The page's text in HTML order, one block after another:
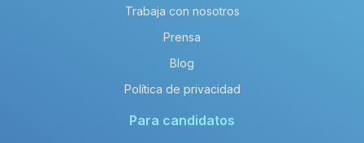
Trabaja con nosotros
Prensa
Blog
Política de privacidad
Para candidatos